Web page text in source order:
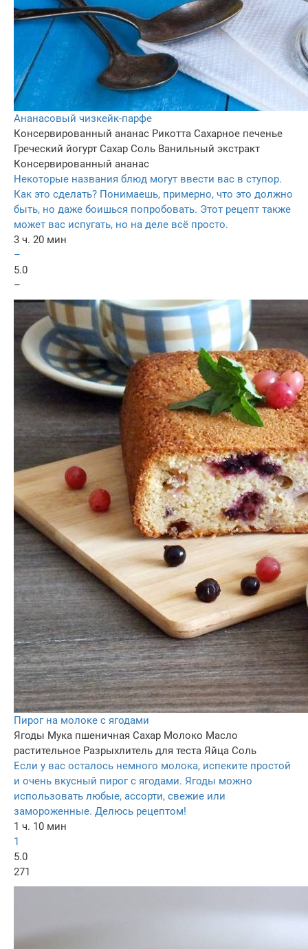
Ананасовый чизкейк-парфе
Консервированный ананас Рикотта Сахарное печенье
Греческий йогурт Сахар Соль Ванильный экстракт
Консервированный ананас
Некоторые названия блюд могут ввести вас в ступор.
Как это сделать? Понимаешь, примерно, что это должно
быть, но даже боишься попробовать. Этот рецепт также
может вас испугать, но на деле всё просто.
3 ч. 20 мин
–
5.0
–
Пирог на молоке с ягодами
Ягоды Мука пшеничная Сахар Молоко Масло
растительное Разрыхлитель для теста Яйца Соль
Если у вас осталось немного молока, испеките простой
и очень вкусный пирог с ягодами. Ягоды можно
использовать любые, ассорти, свежие или
замороженные. Делюсь рецептом!
1 ч. 10 мин
1
5.0
271